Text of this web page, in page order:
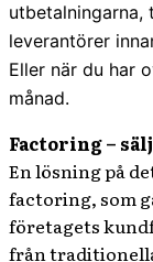
utbetalningarna,
leverantörer
Eller när du har
månad.
Factoring –
En lösning på
factoring, som
företagets
från